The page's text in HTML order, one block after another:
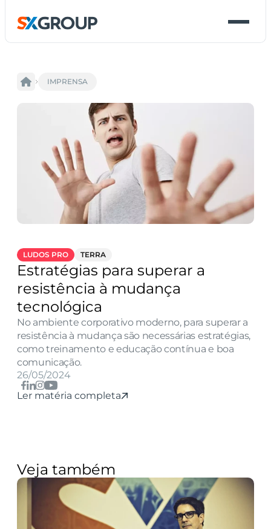
IMPRENSA
LUDOS PRO TERRA
Estratégias para superar a
resistência à mudança
tecnológica
No ambiente corporativo moderno, para superar a
resistência à mudança são necessárias estratégias,
como treinamento e educação contínua e boa
comunicação.
26/05/2024
Ler matéria completa
Veja também